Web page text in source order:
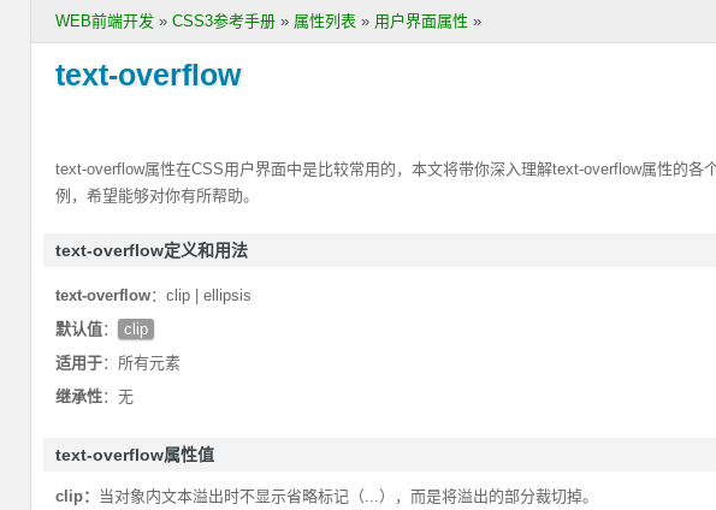
WEB前端开发 » CSS3参考手册 » 属性列表 » 用户界面属性 »
text-overflow
text-overflow属性在CSS用户界面中是比较常用的，本文将带你深入理解text-overflow属性的各
例，希望能够对你有所帮助。
text-overflow定义和用法
text-overflow：clip | ellipsis
默认值：
clip
适用于：所有元素
继承性：无
text-overflow属性值
clip： 当对象内文本溢出时不显示省略标记（...），而是将溢出的部分裁切掉。